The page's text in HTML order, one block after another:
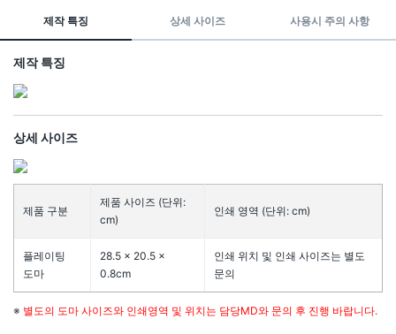
제작 특징 상세 사이즈 사용시 주의 사항
제작 특징
상세 사이즈
제품 구분
제품 사이즈 (단위:
cm)
인쇄 영역 (단위: cm)
플레이팅
도마
28.5 × 20.5 ×
0.8cm
인쇄 위치 및 인쇄 사이즈는 별도
문의
※ 별도의 도마 사이즈와 인쇄영역 및 위치는 담당MD와 문의 후 진행 바랍니다.